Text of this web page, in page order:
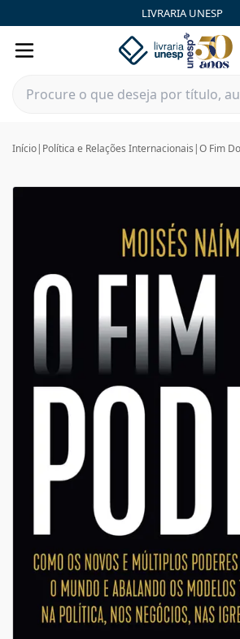
LIVRARIA UNESP
Início| Política e Relações Internacionais |O Fim